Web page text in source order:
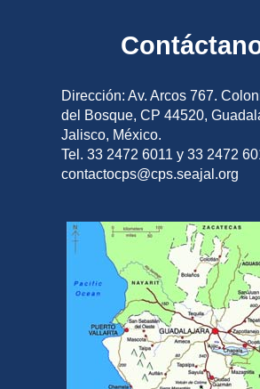
Dirección: Av. Arcos 767.
del Bosque, CP 44520,
Jalisco, México.
Tel. 33 2472 6011 y 33 2472
contactocps@cps.seajal.org